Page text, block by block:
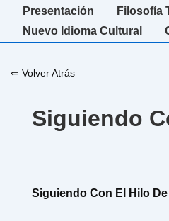
Saltar
contenido
Navegación
principal
Presentación Filosofía
Nuevo Idioma Cultural
⇐ Volver Atrás
Siguiendo
Siguiendo Con El Hilo